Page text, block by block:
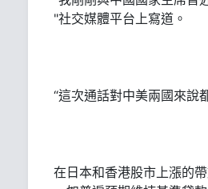
"社交媒體平台上寫道。
“這次通話對中美兩國來說
在日本和香港股市上漲的